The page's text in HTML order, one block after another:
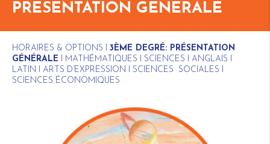
PRÉSENTATION GÉNÉRALE
HORAIRES & OPTIONS I 3ÈME DEGRÉ: PRÉSENTATION
GÉNÉRALE I MATHÉMATIQUES I SCIENCES I ANGLAIS I
LATIN I ARTS D’EXPRESSION I SCIENCES SOCIALES I
SCIENCES ÉCONOMIQUES